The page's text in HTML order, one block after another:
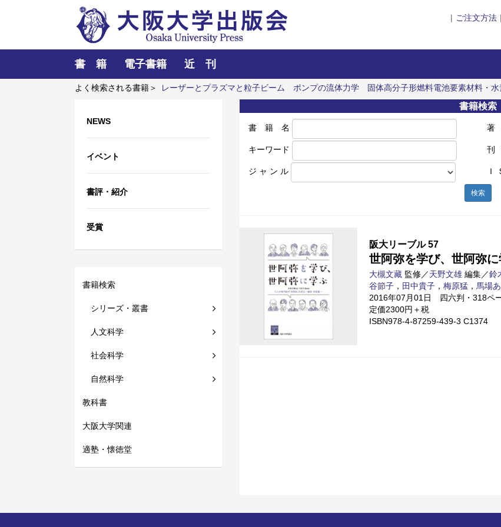
| ご注文方法 |
書 籍 電子書籍 近 刊
よく検索される書籍＞ レーザーとプラズマと粒子ビーム ポンプの流体力学 固体高分子形燃料電池要素材料・
Educational Challenges at Public Schools in Japan
インドネシア上演芸術の世界
NEWS
イベント
書評・紹介
受賞
書籍検索
シリーズ・叢書
人文科学
社会科学
自然科学
教科書
大阪大学関連
適塾・懐徳堂
書籍検索
書 籍 名 著
キーワード 刊
ジ ャ ン ル Ｉ
検索
阪大リーブル 57
世阿弥を学び、世阿弥
大槻文藏 監修／天野文雄 編集／鈴
谷節子 ， 田中貴子 ， 梅原猛 ， 馬場
2016年07月01日 四六判・318ペ
定価2300円＋税
ISBN978-4-87259-439-3 C1374